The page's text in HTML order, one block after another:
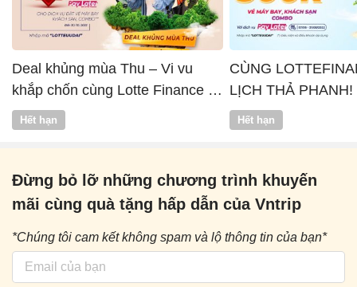
Deal khủng mùa Thu – Vi vu
khắp chốn cùng Lotte Finance x
Vntrip
Hết hạn
CÙNG
LỊCH THẢ PHANH!
Hết hạn
Đừng bỏ lỡ những chương trình khuyến
mãi cùng quà tặng hấp dẫn của Vntrip
*Chúng tôi cam kết không spam và lộ thông tin của bạn*